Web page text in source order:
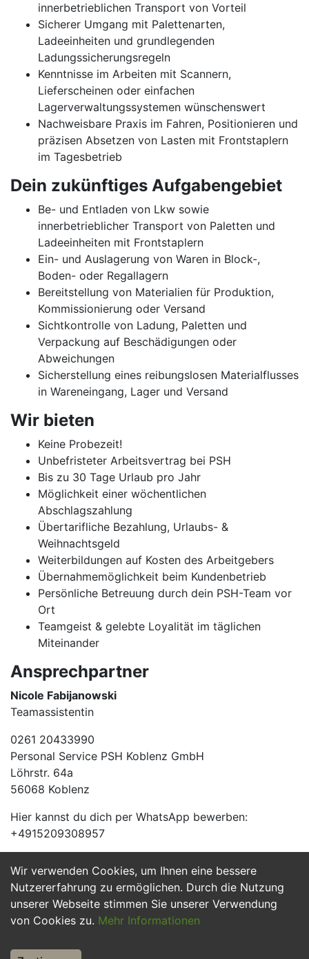
Wir verwenden Cookies, um Ihnen eine bessere
Nutzererfahrung zu ermöglichen. Durch die Nutzung
unserer Webseite stimmen Sie unserer Verwendung
von Cookies zu. Mehr Informationen
innerbetrieblichen Transport von Vorteil
Sicherer Umgang mit Palettenarten,
Ladeeinheiten und grundlegenden
Ladungssicherungsregeln
Kenntnisse im Arbeiten mit Scannern,
Lieferscheinen oder einfachen
Lagerverwaltungssystemen wünschenswert
Nachweisbare Praxis im Fahren, Positionieren und
präzisen Absetzen von Lasten mit Frontstaplern
im Tagesbetrieb
Dein zukünftiges Aufgabengebiet
Be- und Entladen von Lkw sowie
innerbetrieblicher Transport von Paletten und
Ladeeinheiten mit Frontstaplern
Ein- und Auslagerung von Waren in Block-,
Boden- oder Regallagern
Bereitstellung von Materialien für Produktion,
Kommissionierung oder Versand
Sichtkontrolle von Ladung, Paletten und
Verpackung auf Beschädigungen oder
Abweichungen
Sicherstellung eines reibungslosen Materialflusses
in Wareneingang, Lager und Versand
Wir bieten
Keine Probezeit!
Unbefristeter Arbeitsvertrag bei PSH
Bis zu 30 Tage Urlaub pro Jahr
Möglichkeit einer wöchentlichen
Abschlagszahlung
Übertarifliche Bezahlung, Urlaubs- &
Weihnachtsgeld
Weiterbildungen auf Kosten des Arbeitgebers
Übernahmemöglichkeit beim Kundenbetrieb
Persönliche Betreuung durch dein PSH-Team vor
Ort
Teamgeist & gelebte Loyalität im täglichen
Miteinander
Ansprechpartner
Nicole Fabijanowski
Teamassistentin
0261 20433990
Personal Service PSH Koblenz GmbH
Löhrstr. 64a
56068 Koblenz
Hier kannst du dich per WhatsApp bewerben:
+4915209308957
Jetzt Bewerben